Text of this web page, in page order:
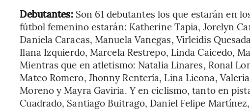
Debutantes:Son 61 debutantes los que estarán en
fútbol femenino estarán: Katherine Tapia, Jorelyn
Daniela Caracas, Manuela Vanegas, Virleidis
Ilana Izquierdo, Marcela Restrepo, Linda Caicedo,
Mientras que en atletismo: Natalia Linares, Ronal
Mateo Romero, Jhonny Rentería, Lina Licona,
Moreno y Mayra Gaviria. Y en ciclismo, tanto en
Cuadrado, Santiago Buitrago, Daniel Felipe